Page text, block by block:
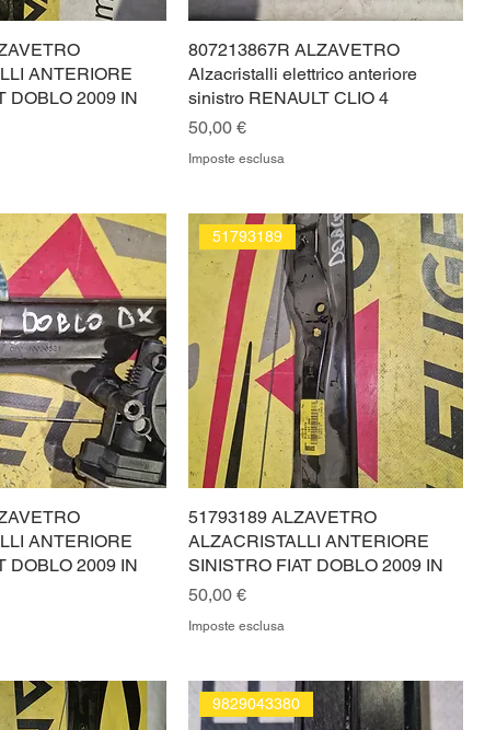
ANTERIORE
DOBLO 2009 IN
807213867R ALZAVETRO
Alzacristalli elettrico anteriore
sinistro RENAULT CLIO 4
Prezzo
50,00 €
Imposte esclusa
ANTERIORE
DOBLO 2009 IN
51793189
51793189 ALZAVETRO
ALZACRISTALLI ANTERIORE
SINISTRO FIAT DOBLO 2009 IN
Prezzo
50,00 €
Imposte esclusa
9829043380